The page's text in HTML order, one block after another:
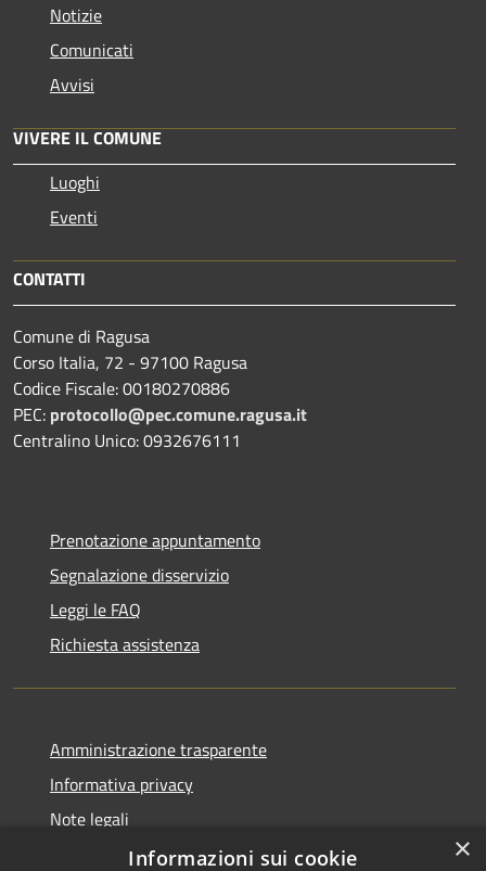
Notizie
Comunicati
Avvisi
VIVERE IL COMUNE
Luoghi
Eventi
CONTATTI
Comune di Ragusa
Corso Italia, 72 - 97100 Ragusa
Codice Fiscale: 00180270886
PEC: protocollo@pec.comune.ragusa.it
Centralino Unico: 0932676111
Prenotazione appuntamento
Segnalazione disservizio
Leggi le FAQ
Richiesta assistenza
Amministrazione trasparente
Informativa privacy
Note legali
Dichiarazione di accessibilità
×
Informazioni sui cookie